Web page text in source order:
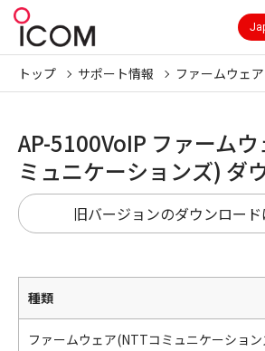
トップ サポート情報 ファームウェア
AP-5100VoIP ファーム
ミュニケーションズ) ダ
旧バージョンのダウンロー
種類
ファームウェア(NTTコミュニケーション